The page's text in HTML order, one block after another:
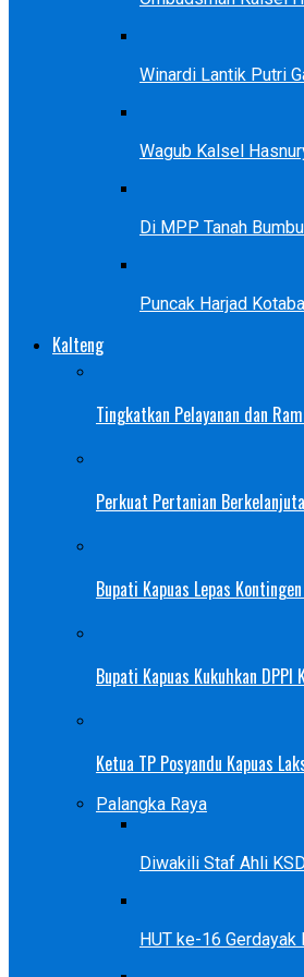
Winardi Lantik Putri
Wagub Kalsel
Di MPP Tanah
Puncak Harjad
Kalteng
Tingkatkan Pelayanan dan
Perkuat Pertanian
Bupati Kapuas Lepas
Bupati Kapuas Kukuhkan DPPI
Ketua TP Posyandu Kapuas
Palangka Raya
Diwakili Staf Ahli
HUT ke-16